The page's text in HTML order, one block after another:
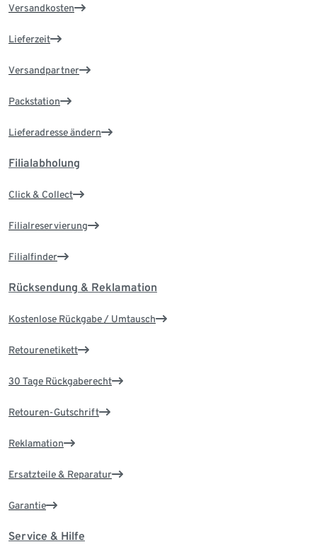
Versandkosten
Lieferzeit
Versandpartner
Packstation
Lieferadresse ändern
Filialabholung
Click & Collect
Filialreservierung
Filialfinder
Rücksendung & Reklamation
Kostenlose Rückgabe / Umtausch
Retourenetikett
30 Tage Rückgaberecht
Retouren-Gutschrift
Reklamation
Ersatzteile & Reparatur
Garantie
Service & Hilfe